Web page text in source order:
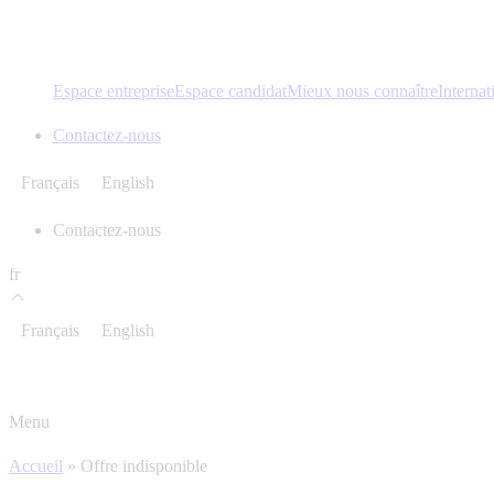
Espace entrepriseEspace candidatMieux nous connaître
Contactez-nous
Français English
Contactez-nous
fr
Français English
Menu
Accueil » Offre indisponible